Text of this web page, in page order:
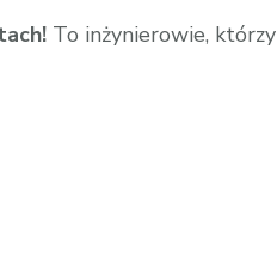
To inżynierowie,